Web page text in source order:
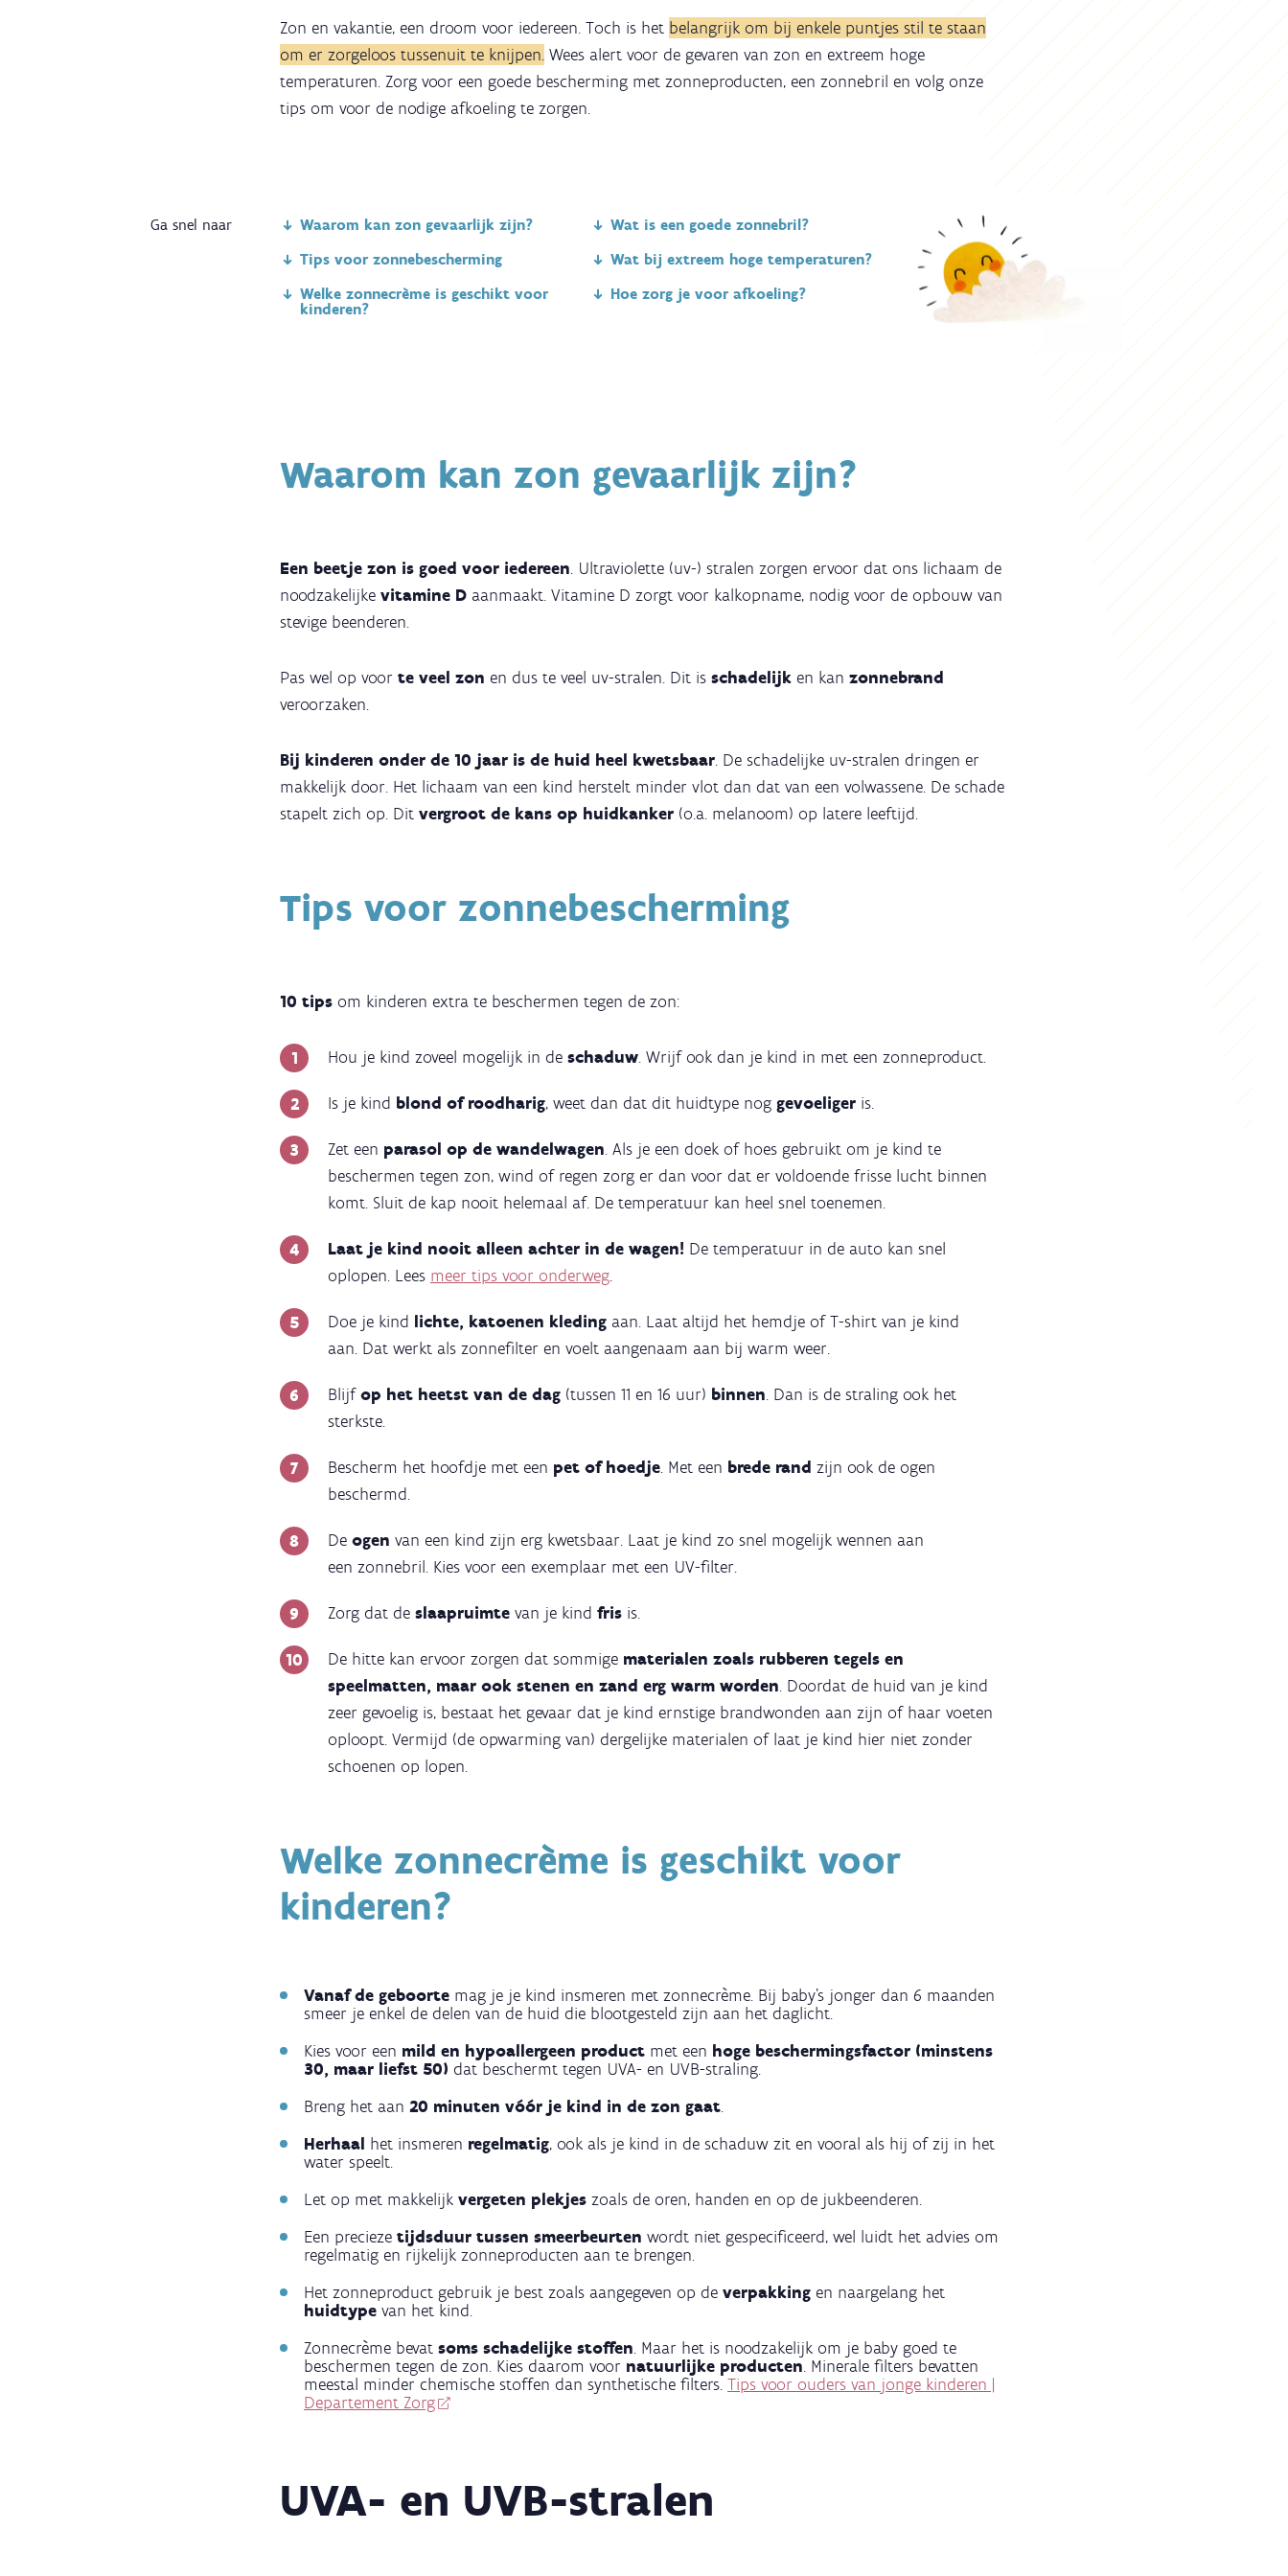
Zon en vakantie, een droom voor iedereen. Toch is het belangrijk om bij enkele puntjes stil te staan
om er zorgeloos tussenuit te knijpen. Wees alert voor de gevaren van zon en extreem hoge
temperaturen. Zorg voor een goede bescherming met zonneproducten, een zonnebril en volg onze
tips om voor de nodige afkoeling te zorgen.
Ga snel naar
Waarom kan zon gevaarlijk zijn?
Tips voor zonnebescherming
Welke zonnecrème is geschikt voor
kinderen?
Wat is een goede zonnebril?
Wat bij extreem hoge temperaturen?
Hoe zorg je voor afkoeling?
Waarom kan zon gevaarlijk zijn?
Een beetje zon is goed voor iedereen. Ultraviolette (uv-) stralen zorgen ervoor dat ons lichaam de
noodzakelijke vitamine D aanmaakt. Vitamine D zorgt voor kalkopname, nodig voor de opbouw van
stevige beenderen.
Pas wel op voor te veel zon en dus te veel uv-stralen. Dit is schadelijk en kan zonnebrand
veroorzaken.
Bij kinderen onder de 10 jaar is de huid heel kwetsbaar. De schadelijke uv-stralen dringen er
makkelijk door. Het lichaam van een kind herstelt minder vlot dan dat van een volwassene. De schade
stapelt zich op. Dit vergroot de kans op huidkanker (o.a. melanoom) op latere leeftijd.
Tips voor zonnebescherming
10 tips om kinderen extra te beschermen tegen de zon:
Hou je kind zoveel mogelijk in de schaduw. Wrijf ook dan je kind in met een zonneproduct.
Is je kind blond of roodharig, weet dan dat dit huidtype nog gevoeliger is.
Zet een parasol op de wandelwagen. Als je een doek of hoes gebruikt om je kind te
beschermen tegen zon, wind of regen zorg er dan voor dat er voldoende frisse lucht binnen
komt. Sluit de kap nooit helemaal af. De temperatuur kan heel snel toenemen.
Laat je kind nooit alleen achter in de wagen! De temperatuur in de auto kan snel
oplopen. Lees meer tips voor onderweg.
Doe je kind lichte, katoenen kleding aan. Laat altijd het hemdje of T-shirt van je kind
aan. Dat werkt als zonnefilter en voelt aangenaam aan bij warm weer.
Blijfop het heetst van de dag (tussen 11 en 16 uur) binnen. Dan is de straling ook het
sterkste.
Bescherm het hoofdje met een pet of hoedje. Met een brede rand zijn ook de ogen
beschermd.
De ogen van een kind zijn erg kwetsbaar. Laat je kind zo snel mogelijk wennen aan
een zonnebril. Kies voor een exemplaar met een UV-filter.
Zorg dat de slaapruimte van je kind fris is.
De hitte kan ervoor zorgen dat sommige materialen zoals rubberen tegels en
speelmatten, maar ook stenen en zand erg warm worden. Doordat de huid van je kind
zeer gevoelig is, bestaat het gevaar dat je kind ernstige brandwonden aan zijn of haar voeten
oploopt. Vermijd (de opwarming van) dergelijke materialen of laat je kind hier niet zonder
schoenen op lopen.
Welke zonnecrème is geschikt voor
kinderen?
Vanaf de geboorte mag je je kind insmeren met zonnecrème. Bij baby’s jonger dan 6 maanden
smeer je enkel de delen van de huid die blootgesteld zijn aan het daglicht.
Kies voor een mild en hypoallergeen product met een hoge beschermingsfactor (minstens
30, maar liefst 50) dat beschermt tegen UVA- en UVB-straling.
Breng het aan 20 minuten vóór je kind in de zon gaat.
Herhaal het insmeren regelmatig, ook als je kind in de schaduw zit en vooral als hij of zij in het
water speelt.
Let op met makkelijk vergeten plekjes zoals de oren, handen en op de jukbeenderen.
Een precieze tijdsduur tussen smeerbeurten wordt niet gespecificeerd, wel luidt het advies om
regelmatig en rijkelijk zonneproducten aan te brengen.
Het zonneproduct gebruik je best zoals aangegeven op de verpakking en naargelang het
huidtype van het kind.
Zonnecrème bevat soms schadelijke stoffen. Maar het is noodzakelijk om je baby goed te
beschermen tegen de zon. Kies daarom voor natuurlijke producten. Minerale filters bevatten
meestal minder chemische stoffen dan synthetische filters. Tips voor ouders van jonge kinderen |
Departement Zorg
UVA- en UVB-stralen